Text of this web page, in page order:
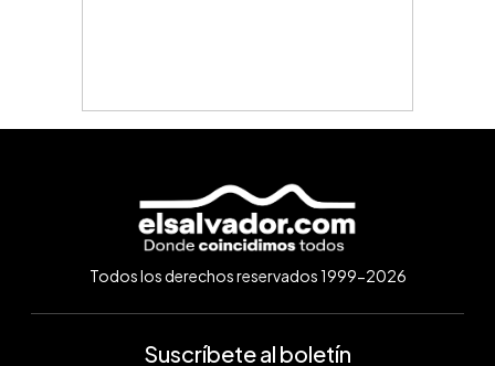
Todos los derechos reservados 1999-2026
Suscríbete al boletín